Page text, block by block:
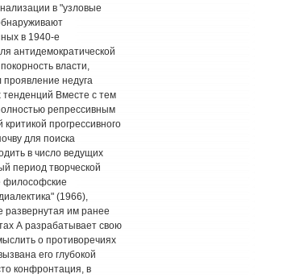
в "узловые
в 1940-е
антидемократической
власти,
проявление недуга
тенденций Вместе с тем
репрессивным
прогрессивного
для поиска
в число ведущих
период творческой
философские
(1966),
развернутая им ранее
А разрабатывает свою
о противоречиях
его глубокой
конфронтация, в